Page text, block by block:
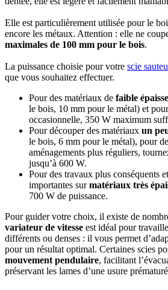
Elle est particulièrement utilisée pour le
encore les métaux. Attention : elle ne
maximales de 100 mm pour le bois.
La puissance choisie pour votre scie
que vous souhaitez effectuer.
Pour des matériaux de faible
le bois, 10 mm pour le métal) et
occasionnelle, 350 W maximum
Pour découper des matériaux un
le bois, 6 mm pour le métal), pour
aménagements plus réguliers,
jusqu’à 600 W.
Pour des travaux plus conséquents
importantes surmatériaux très
700 W de puissance.
Pour guider votre choix, il existe de
variateur de vitesse est idéal pour
différents ou denses : il vous permet
pour un résultat optimal. Certaines scies
mouvement pendulaire, facilitant
préservant les lames d’une usure